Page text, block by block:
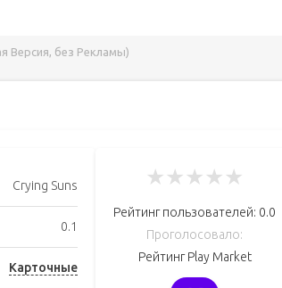
Версия, без Рекламы)
Crying Suns
0.1
Карточные
★★★★★
Рейтинг пользователей: 0.0
Проголосовало:
Рейтинг Play Market